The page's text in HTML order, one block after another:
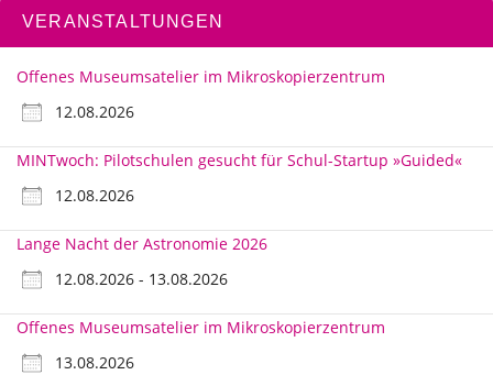
VERANSTALTUNGEN
Offenes Museumsatelier im Mikroskopierzentrum
12.08.2026
MINTwoch: Pilotschulen gesucht für Schul-Startup »Guided«
12.08.2026
Lange Nacht der Astronomie 2026
12.08.2026 - 13.08.2026
Offenes Museumsatelier im Mikroskopierzentrum
13.08.2026